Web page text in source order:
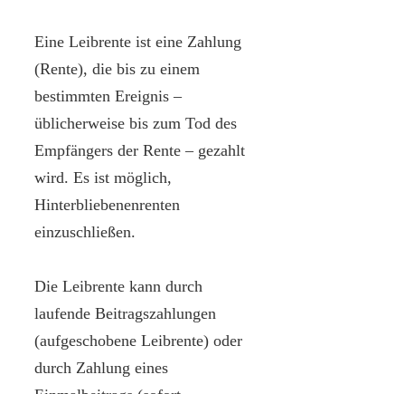
Eine Leibrente ist eine Zahlung
(Rente), die bis zu einem
bestimmten Ereignis –
üblicherweise bis zum Tod des
Empfängers der Rente – gezahlt
wird. Es ist möglich,
Hinterbliebenenrenten
einzuschließen.
Die Leibrente kann durch
laufende Beitragszahlungen
(aufgeschobene Leibrente) oder
durch Zahlung eines